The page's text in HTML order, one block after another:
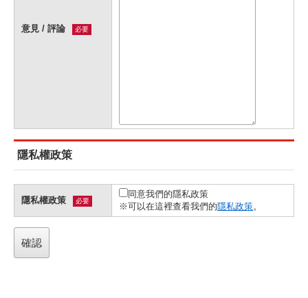
意見 / 評論 必要
隱私權政策
隱私權政策 必要
同意我們的隱私政策
※可以在這裡查看我們的隱私政策。